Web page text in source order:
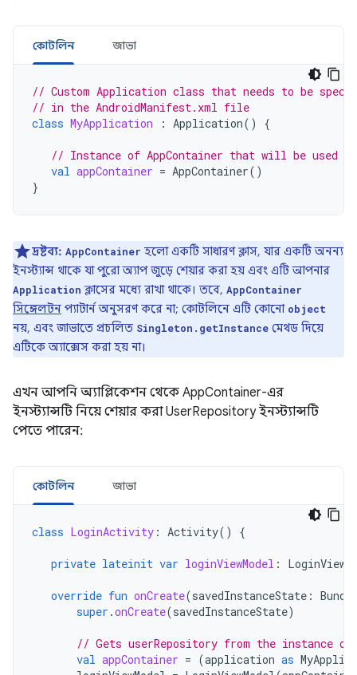
কোটলিন জাভা
// Custom Application class that needs to be
// in the AndroidManifest.xml file
class MyApplication : Application() {
// Instance of AppContainer that will be used
val appContainer = AppContainer()
}
দ্রষ্টব্য: AppContainer হলো একটি সাধারণ ক্লাস, যার একটি অনন্য
ইনস্ট্যান্স থাকে যা পুরো অ্যাপ জুড়ে শেয়ার করা হয় এবং এটি আপনার
Application ক্লাসের মধ্যে রাখা থাকে। তবে, AppContainer
সিঙ্গেলটন প্যাটার্ন অনুসরণ করে না; কোটলিনে এটি কোনো object
নয়, এবং জাভাতে প্রচলিত Singleton.getInstance মেথড দিয়ে
এটিকে অ্যাক্সেস করা হয় না।
এখন আপনি অ্যাপ্লিকেশন থেকে AppContainer-এর
ইনস্ট্যান্সটি নিয়ে শেয়ার করা UserRepository ইনস্ট্যান্সটি
পেতে পারেন:
কোটলিন জাভা
class LoginActivity : Activity() {
private lateinit var loginViewModel :
override fun onCreate(savedInstanceState :
super .onCreate(savedInstanceState)
// Gets userRepository from the instance of
val appContainer = (application as